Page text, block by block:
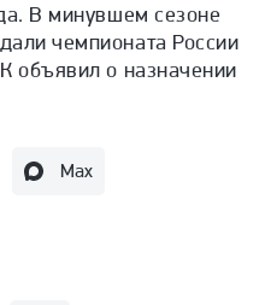
В минувшем сезоне
чемпионата России
объявил о назначении
Max